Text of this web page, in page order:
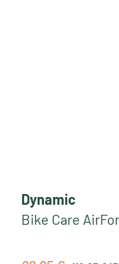
Dynamic
Bike Care
Regulärer